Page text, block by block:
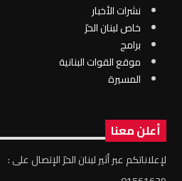
نشرات الأخبار
خاص لبنان الحرّ
برامج
موقع القوات البنانية
المسيرة
أعلن معنا
لإعلاناتكم عبر أثير لبنان الحرّ الإتصال على :